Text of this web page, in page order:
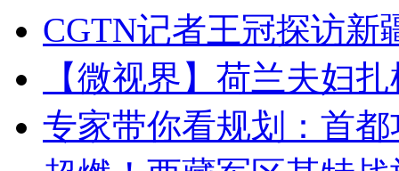
CGTN记者王冠探访新
【微视界】荷兰夫妇
专家带你看规划：首